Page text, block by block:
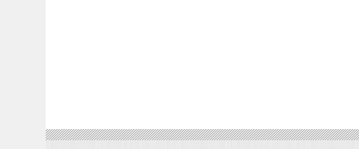
DRUŠTVO|VESTI|SREMSKA MITROVICA